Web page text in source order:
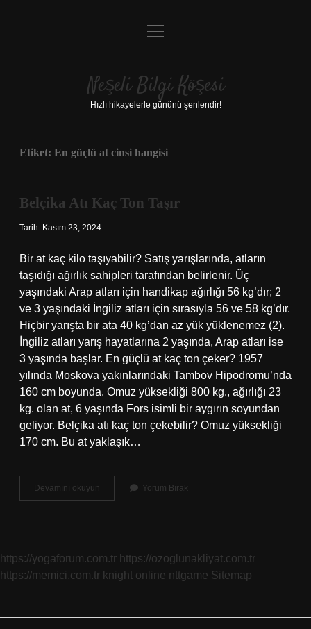
Anasayfa
Yasal Uyarı
menüyü
Neşeli Bilgi Köşesi
Hızlı hikayelerle gününü şenlendir!
Etiket: En güçlü at cinsi hangisi
Belçika Atı Kaç Ton Taşır
Tarih: Kasım 23, 2024
Bir at kaç kilo taşıyabilir? Satış yarışlarında, atların
taşıdığı ağırlık sahipleri tarafından belirlenir. Üç
yaşındaki Arap atları için handikap ağırlığı 56 kg’dır; 2
ve 3 yaşındaki İngiliz atları için sırasıyla 56 ve 58 kg’dır.
Hiçbir yarışta bir ata 40 kg’dan az yük yüklenemez (2).
İngiliz atları yarış hayatlarına 2 yaşında, Arap atları ise
3 yaşında başlar. En güçlü at kaç ton çeker? 1957
yılında Moskova yakınlarındaki Tambov Hipodromu’nda
160 cm boyunda. Omuz yüksekliği 800 kg., ağırlığı 23
kg. olan at, 6 yaşında Fors isimli bir aygırın soyundan
geliyor. Belçika atı kaç ton çekebilir? Omuz yüksekliği
170 cm. Bu at yaklaşık…
Devamını okuyun
Atı
Yorum Bırak
https://yogaforum.com.tr https://ozoglunakliyat.com.tr
https://memici.com.tr knight online nttgame Sitemap